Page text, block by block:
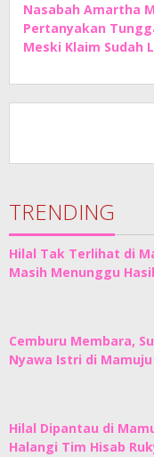
Nasabah Amartha
Pertanyakan
Meski Klaim Sudah
TRENDING
Hilal Tak Terlihat di
Masih Menunggu
Cemburu Membara,
Nyawa Istri di Mamuju
Hilal Dipantau di
Halangi Tim Hisab